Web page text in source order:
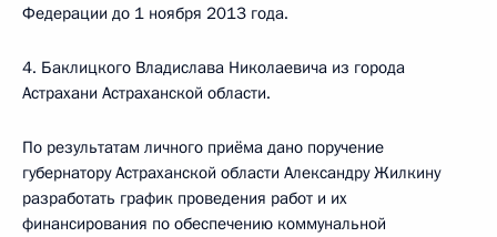
Федерации до 1 ноября 2013 года.
4. Баклицкого Владислава Николаевича из города
Астрахани Астраханской области.
По результатам личного приёма дано поручение
губернатору Астраханской области Александру Жилкину
разработать график проведения работ и их
финансирования по обеспечению коммунальной